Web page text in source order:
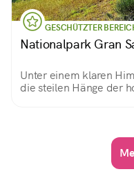
GESCHÜTZTER
Nationalpark Gran
Unter einem klaren
die steilen Hänge der